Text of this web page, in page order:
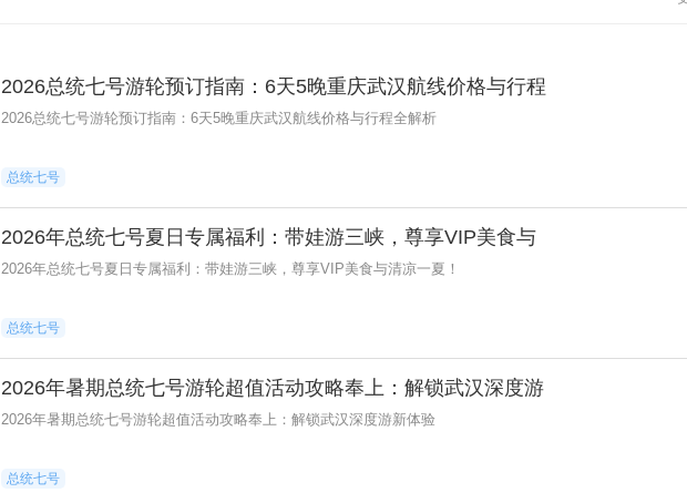
2026总统七号游轮预订指南：6天5晚重庆武汉航线价格与行程
2026总统七号游轮预订指南：6天5晚重庆武汉航线价格与行程全解析
总统七号
2026年总统七号夏日专属福利：带娃游三峡，尊享VIP美食与
2026年总统七号夏日专属福利：带娃游三峡，尊享VIP美食与清凉一夏！
总统七号
2026年暑期总统七号游轮超值活动攻略奉上：解锁武汉深度游
2026年暑期总统七号游轮超值活动攻略奉上：解锁武汉深度游新体验
总统七号